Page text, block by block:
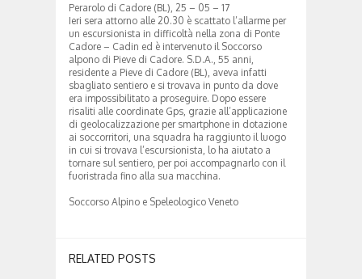
Perarolo di Cadore (BL), 25 – 05 – 17
Ieri sera attorno alle 20.30 è scattato l’allarme per
un escursionista in difficoltà nella zona di Ponte
Cadore – Cadin ed è intervenuto il Soccorso
alpono di Pieve di Cadore. S.D.A., 55 anni,
residente a Pieve di Cadore (BL), aveva infatti
sbagliato sentiero e si trovava in punto da dove
era impossibilitato a proseguire. Dopo essere
risaliti alle coordinate Gps, grazie all’applicazione
di geolocalizzazione per smartphone in dotazione
ai soccorritori, una squadra ha raggiunto il luogo
in cui si trovava l’escursionista, lo ha aiutato a
tornare sul sentiero, per poi accompagnarlo con il
fuoristrada fino alla sua macchina.
Soccorso Alpino e Speleologico Veneto
RELATED POSTS